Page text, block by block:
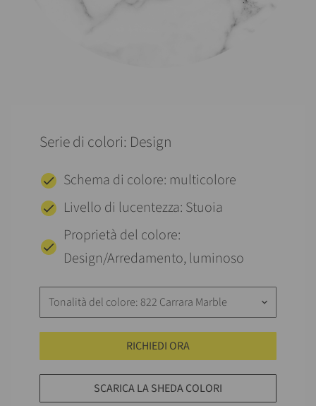
Serie di colori: Design
Schema di colore: multicolore
Livello di lucentezza: Stuoia
Proprietà del colore:
Design/Arredamento, luminoso
Tonalità del colore: 822 Carrara Marble keyboard_arrow_down
RICHIEDI ORA
SCARICA LA SHEDA COLORI